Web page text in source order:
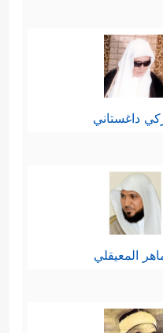
داغستاني
المعيقلي